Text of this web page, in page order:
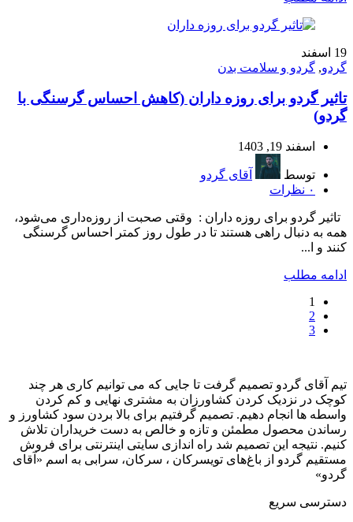
19 اسفند
گردو, گردو و سلامت بدن
تاثیر گردو برای روزه داران (کاهش احساس گرسنگی با
گردو)
اسفند 19, 1403
توسط
آقای گردو
۰ نظرات
تاثیر گردو برای روزه داران : وقتی صحبت از روزه‌داری می‌شود،
همه به دنبال راهی هستند تا در طول روز کمتر احساس گرسنگی
کنند و ا...
ادامه مطلب
1
2
3
تیم آقای گردو تصمیم گرفت تا جایی که می توانیم کاری هر چند
کوچک در نزدیک کردن کشاورزان به مشتری نهایی و کم کردن
واسطه ها انجام دهیم. تصمیم گرفتیم برای بالا بردن سود کشاورز و
رساندن محصول مطمئن و تازه و خالص به دست خریداران تلاش
کنیم. نتیجه این تصمیم شد راه اندازی سایتی اینترنتی برای فروش
مستقیم گردو از باغ‌های تویسرکان ، سرکان، سرابی به اسم «آقای
گردو»
دسترسی سریع